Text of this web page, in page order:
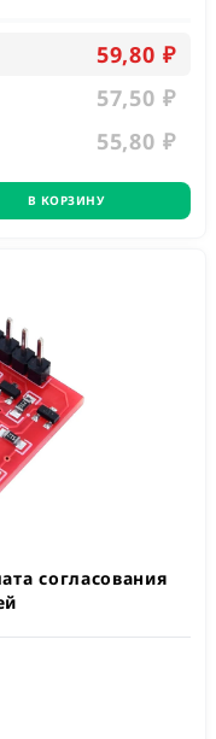
59,80 ₽
57,50 ₽
55,80 ₽
В КОРЗИНУ
согласования